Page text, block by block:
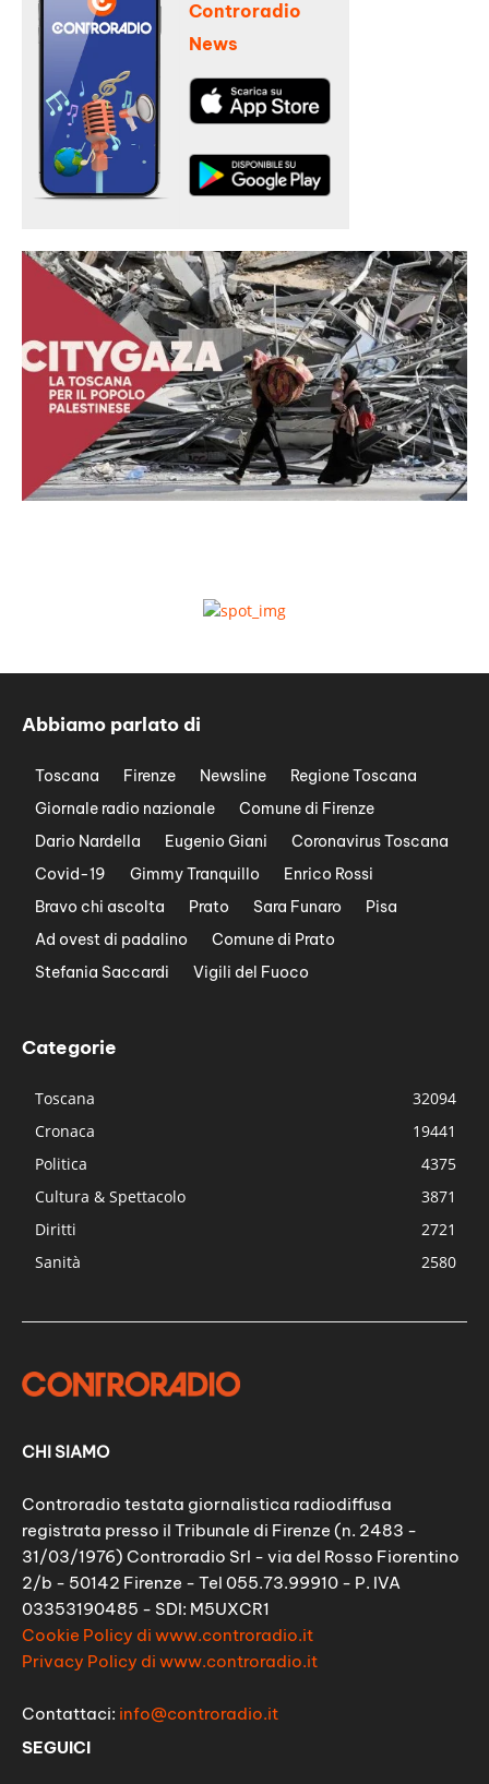
Controradio
News
Abbiamo parlato di
Toscana Firenze Newsline
Regione Toscana
Giornale radio nazionale
Comune di Firenze
Dario Nardella
Eugenio Giani
Coronavirus Toscana
Covid-19
Gimmy Tranquillo
Enrico Rossi
Bravo chi ascolta
Prato Sara Funaro
Pisa
Ad ovest di padalino
Comune di Prato
Stefania Saccardi
Vigili del Fuoco
Categorie
Toscana
32094
Cronaca
19441
Politica
4375
Cultura & Spettacolo
3871
Diritti
2721
Sanità
2580
CHI SIAMO
Controradio testata giornalistica radiodiffusa
registrata presso il Tribunale di Firenze (n. 2483 -
31/03/1976) Controradio Srl - via del Rosso Fiorentino
2/b - 50142 Firenze - Tel 055.73.99910 - P. IVA
03353190485 - SDI: M5UXCR1
Cookie Policy di www.controradio.it
Privacy Policy di www.controradio.it
Contattaci: info@controradio.it
SEGUICI